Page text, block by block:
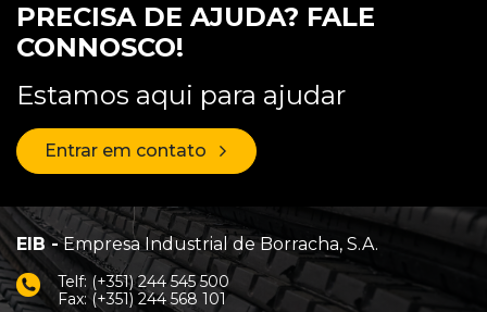
PRECISA DE AJUDA? FALE
CONNOSCO!
Estamos aqui para ajudar
Entrar em contato
EIB -Empresa Industrial de Borracha, S.A.
Telf: (+351) 244 545 500
Fax: (+351) 244 568 101